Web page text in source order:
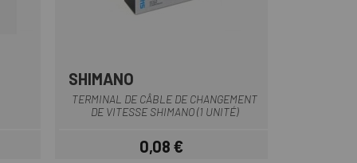
SHIMANO
TERMINAL DE CÂBLE DE CHANGEMENT
DE VITESSE SHIMANO (1 UNITÉ)
Prix
0,08 €